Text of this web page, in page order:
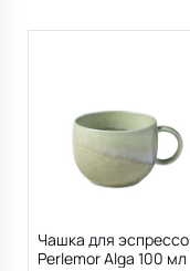
Чашка для эспрессо
Perlemor Alga 100 мл